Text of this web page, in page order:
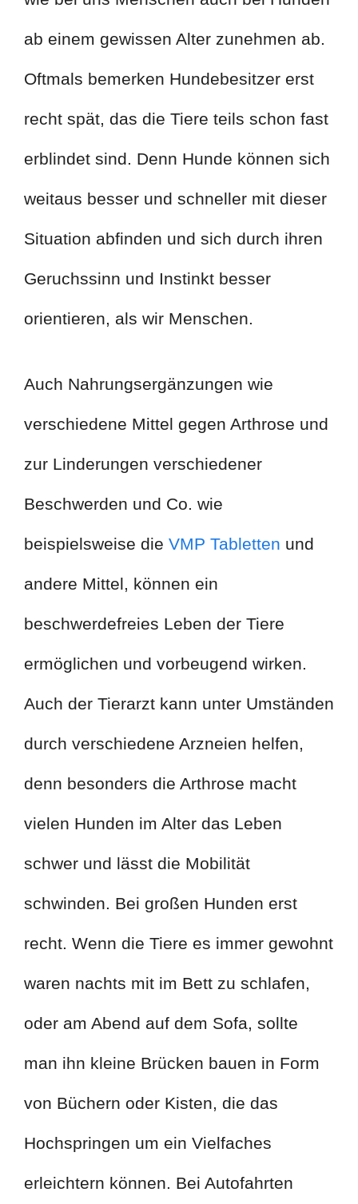
ab einem gewissen Alter zunehmen ab.
Oftmals bemerken Hundebesitzer erst
recht spät, das die Tiere teils schon fast
erblindet sind. Denn Hunde können sich
weitaus besser und schneller mit dieser
Situation abfinden und sich durch ihren
Geruchssinn und Instinkt besser
orientieren, als wir Menschen.
Auch Nahrungsergänzungen wie
verschiedene Mittel gegen Arthrose und
zur Linderungen verschiedener
Beschwerden und Co. wie
beispielsweise die VMP Tabletten und
andere Mittel, können ein
beschwerdefreies Leben der Tiere
ermöglichen und vorbeugend wirken.
Auch der Tierarzt kann unter Umständen
durch verschiedene Arzneien helfen,
denn besonders die Arthrose macht
vielen Hunden im Alter das Leben
schwer und lässt die Mobilität
schwinden. Bei großen Hunden erst
recht. Wenn die Tiere es immer gewohnt
waren nachts mit im Bett zu schlafen,
oder am Abend auf dem Sofa, sollte
man ihn kleine Brücken bauen in Form
von Büchern oder Kisten, die das
Hochspringen um ein Vielfaches
erleichtern können. Bei Autofahrten